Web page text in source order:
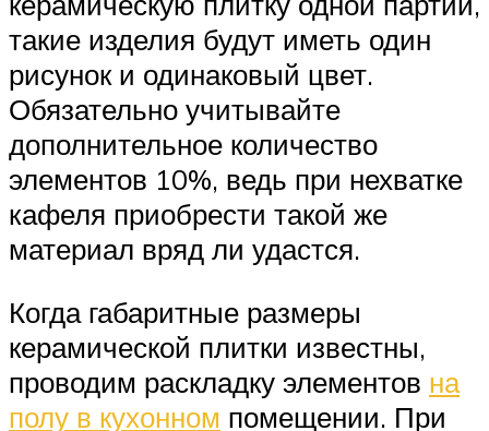
такие изделия будут иметь один
рисунок и одинаковый цвет.
Обязательно учитывайте
дополнительное количество
элементов 10%, ведь при нехватке
кафеля приобрести такой же
материал вряд ли удастся.
Когда габаритные размеры
керамической плитки известны,
проводим раскладку элементов на
полу в кухонном помещении. При